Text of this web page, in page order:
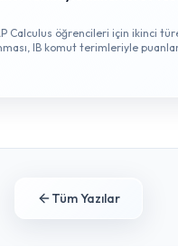
Calculus öğrencileri için ikinci
IB komut terimleriyle
Tüm Yazılar